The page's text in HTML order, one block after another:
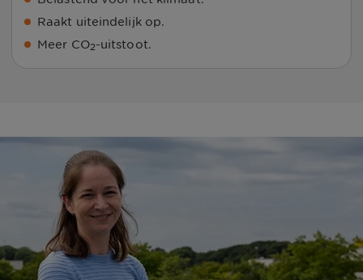
Raakt uiteindelijk op.
Meer CO2-uitstoot.